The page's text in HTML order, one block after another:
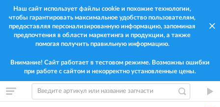
Наш сайт использует файлы cookie и похожие технологии,
чтобы гарантировать максимальное удобство пользователям,
предоставляя персонализированную информацию, запоминая
предпочтения в области маркетинга и продукции, а также
помогая получить правильную информацию.
Внимание! Сайт работает в тестовом режиме. Возможны ошибки
при работе с сайтом и некорректно установленные цены.